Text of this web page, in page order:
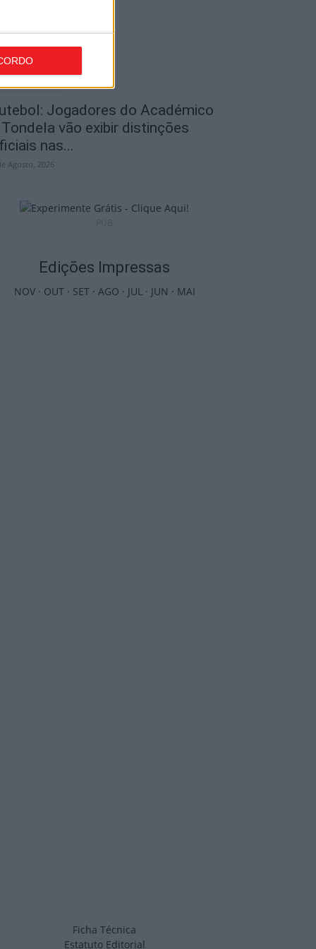
Jogadores do Académico
vão exibir distinções
nas...
Agosto, 2026
Edições Impressas
NOV· OUT· SET· AGO · JUL· JUN · MAI
Ficha Técnica
Estatuto Editorial